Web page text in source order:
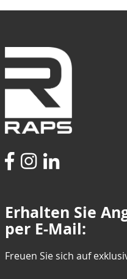
Erhalten Sie
per E-Mail:
Freuen Sie sich auf